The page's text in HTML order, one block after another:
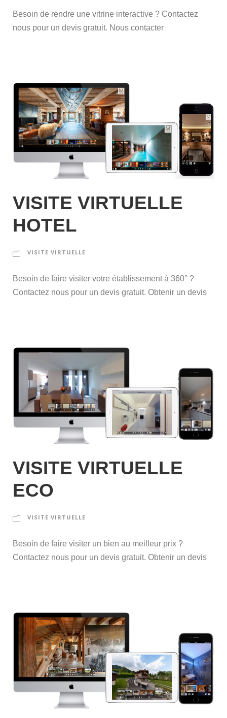
Besoin de rendre une vitrine interactive ? Contactez
nous pour un devis gratuit. Nous contacter
VISITE VIRTUELLE
HOTEL
VISITE VIRTUELLE
Besoin de faire visiter votre établissement à 360° ?
Contactez nous pour un devis gratuit. Obtenir un devis
VISITE VIRTUELLE
ECO
VISITE VIRTUELLE
Besoin de faire visiter un bien au meilleur prix ?
Contactez nous pour un devis gratuit. Obtenir un devis